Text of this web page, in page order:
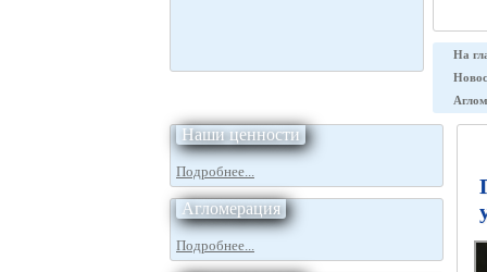
На
Наши ценности
Подробнее...
Агломерация
Подробнее...